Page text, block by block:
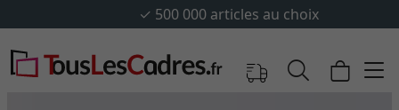
500 000 articles au choix